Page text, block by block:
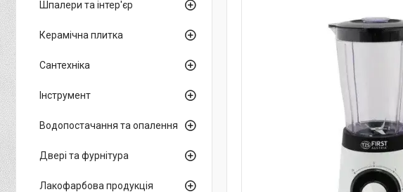
Шпалери та інтер'єр
Керамічна плитка
Сантехніка
Інструмент
Водопостачання та опалення
Двері та фурнітура
Лакофарбова продукція